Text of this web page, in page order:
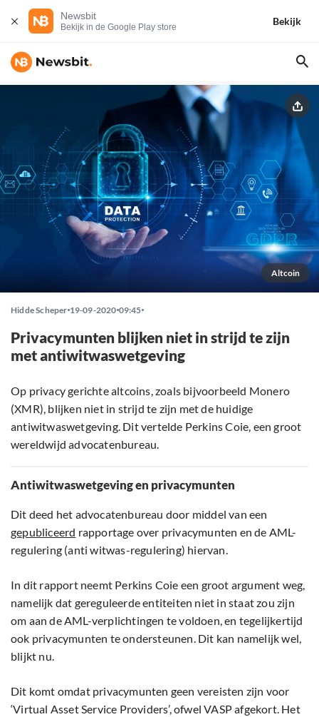
Newsbit
Bekijk in de Google Play store
Bekijk
Altcoin
Hidde Scheper 19-09-2020 09:45
Privacymunten blijken niet in strijd te zijn
met antiwitwaswetgeving
Op privacy gerichte altcoins, zoals bijvoorbeeld Monero
(XMR), blijken niet in strijd te zijn met de huidige
antiwitwaswetgeving. Dit vertelde Perkins Coie, een groot
wereldwijd advocatenbureau.
Antiwitwaswetgeving en privacymunten
Dit deed het advocatenbureau door middel van een
gepubliceerd rapportage over privacymunten en de AML-
regulering (anti witwas-regulering) hiervan.
In dit rapport neemt Perkins Coie een groot argument weg,
namelijk dat gereguleerde entiteiten niet in staat zou zijn
om aan de AML-verplichtingen te voldoen, en tegelijkertijd
ook privacymunten te ondersteunen. Dit kan namelijk wel,
blijkt nu.
Dit komt omdat privacymunten geen vereisten zijn voor
‘Virtual Asset Service Providers’, ofwel VASP afgekort. Het